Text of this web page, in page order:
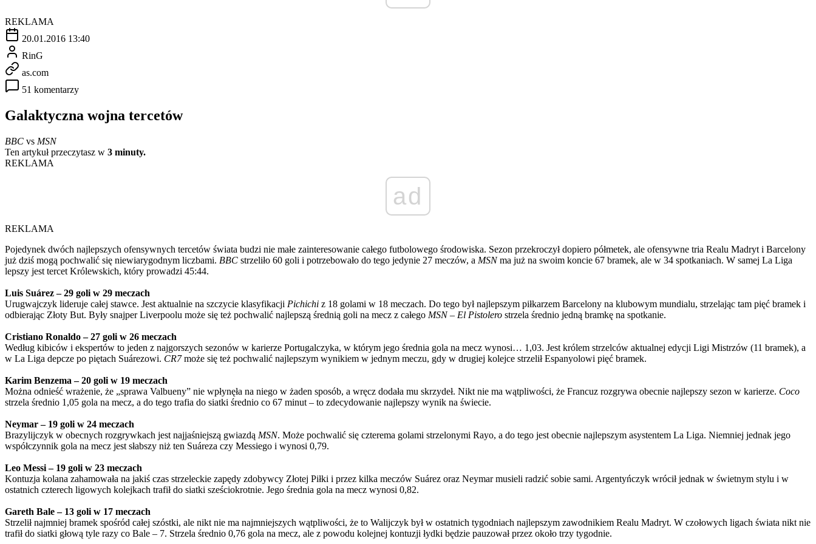
REKLAMA
20.01.2016 13:40
RinG
as.com
51 komentarzy
Galaktyczna wojna tercetów
BBC vs MSN
Ten artykuł przeczytasz w 3 minuty.
REKLAMA
ad
REKLAMA
Pojedynek dwóch najlepszych ofensywnych tercetów świata budzi nie małe zainteresowanie całego futbolowego środowiska. Sezon przekroczył dopiero półmetek, ale ofensywne tria Realu Madryt i Barcelony
już dziś mogą pochwalić się niewiarygodnym liczbami. BBC strzeliło 60 goli i potrzebowało do tego jedynie 27 meczów, a MSNma już na swoim koncie 67 bramek, ale w 34 spotkaniach. W samej La Liga
lepszy jest tercet Królewskich, który prowadzi 45:44.
Luis Suárez – 29 goli w 29 meczach
Urugwajczyk lideruje całej stawce. Jest aktualnie na szczycie klasyfikacji Pichichi z 18 golami w 18 meczach. Do tego był najlepszym piłkarzem Barcelony na klubowym mundialu, strzelając tam pięć bramek i
odbierając Złoty But. Były snajper Liverpoolu może się też pochwalić najlepszą średnią goli na mecz z całego MSN– El Pistolero strzela średnio jedną bramkę na spotkanie.
Cristiano Ronaldo – 27 goli w 26 meczach
Według kibiców i ekspertów to jeden z najgorszych sezonów w karierze Portugalczyka, w którym jego średnia gola na mecz wynosi… 1,03. Jest królem strzelców aktualnej edycji Ligi Mistrzów (11 bramek), a
w La Liga depcze po piętach Suárezowi. CR7może się też pochwalić najlepszym wynikiem w jednym meczu, gdy w drugiej kolejce strzelił Espanyolowi pięć bramek.
Karim Benzema – 20 goli w 19 meczach
Można odnieść wrażenie, że „sprawa Valbueny” nie wpłynęła na niego w żaden sposób, a wręcz dodała mu skrzydeł. Nikt nie ma wątpliwości, że Francuz rozgrywa obecnie najlepszy sezon w karierze. Coco
strzela średnio 1,05 gola na mecz, a do tego trafia do siatki średnio co 67 minut – to zdecydowanie najlepszy wynik na świecie.
Neymar – 19 goli w 24 meczach
Brazylijczyk w obecnych rozgrywkach jest najjaśniejszą gwiazdą MSN. Może pochwalić się czterema golami strzelonymi Rayo, a do tego jest obecnie najlepszym asystentem La Liga. Niemniej jednak jego
współczynnik gola na mecz jest słabszy niż ten Suáreza czy Messiego i wynosi 0,79.
Leo Messi – 19 goli w 23 meczach
Kontuzja kolana zahamowała na jakiś czas strzeleckie zapędy zdobywcy Złotej Piłki i przez kilka meczów Suárez oraz Neymar musieli radzić sobie sami. Argentyńczyk wrócił jednak w świetnym stylu i w
ostatnich czterech ligowych kolejkach trafił do siatki sześciokrotnie. Jego średnia gola na mecz wynosi 0,82.
Gareth Bale – 13 goli w 17 meczach
Strzelił najmniej bramek spośród całej szóstki, ale nikt nie ma najmniejszych wątpliwości, że to Walijczyk był w ostatnich tygodniach najlepszym zawodnikiem Realu Madryt. W czołowych ligach świata nikt nie
trafił do siatki głową tyle razy co Bale – 7. Strzela średnio 0,76 gola na mecz, ale z powodu kolejnej kontuzji łydki będzie pauzował przez około trzy tygodnie.